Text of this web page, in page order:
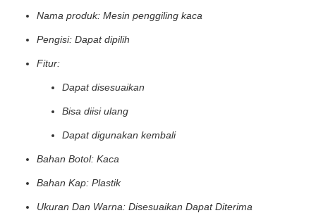
Nama produk: Mesin penggiling kaca
Pengisi: Dapat dipilih
Fitur:
Dapat disesuaikan
Bisa diisi ulang
Dapat digunakan kembali
Bahan Botol: Kaca
Bahan Kap: Plastik
Ukuran Dan Warna: Disesuaikan Dapat Diterima